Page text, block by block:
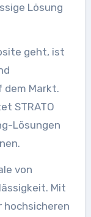
geht, ist
Markt.
STRATO
Lösungen
von
Mit
hochsicheren